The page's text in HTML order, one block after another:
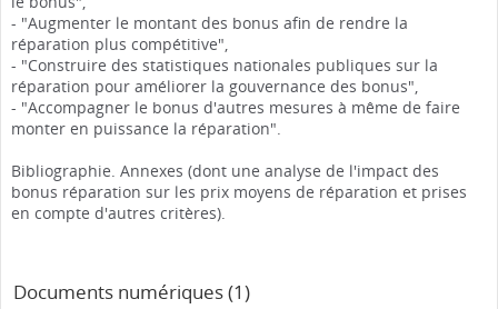
- "Augmenter le montant des bonus afin de rendre la
réparation plus compétitive",
- "Construire des statistiques nationales publiques sur la
réparation pour améliorer la gouvernance des bonus",
- "Accompagner le bonus d'autres mesures à même de faire
monter en puissance la réparation".
Bibliographie. Annexes (dont une analyse de l'impact des
bonus réparation sur les prix moyens de réparation et prises
en compte d'autres critères).
Documents numériques (1)